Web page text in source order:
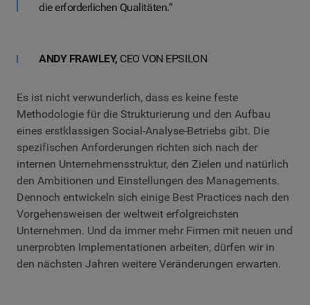
die erforderlichen Qualitäten.“
ANDY FRAWLEY, CEO VON EPSILON
Es ist nicht verwunderlich, dass es keine feste
Methodologie für die Strukturierung und den Aufbau
eines erstklassigen Social-Analyse-Betriebs gibt. Die
spezifischen Anforderungen richten sich nach der
internen Unternehmensstruktur, den Zielen und natürlich
den Ambitionen und Einstellungen des Managements.
Dennoch entwickeln sich einige Best Practices nach den
Vorgehensweisen der weltweit erfolgreichsten
Unternehmen. Und da immer mehr Firmen mit neuen und
unerprobten Implementationen arbeiten, dürfen wir in
den nächsten Jahren weitere Veränderungen erwarten.